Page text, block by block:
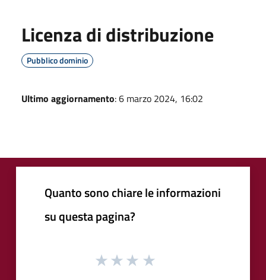
Licenza di distribuzione
Pubblico dominio
Ultimo aggiornamento: 6 marzo 2024, 16:02
Quanto sono chiare le informazioni
su questa pagina?